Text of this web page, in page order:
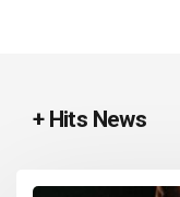
+ Hits News